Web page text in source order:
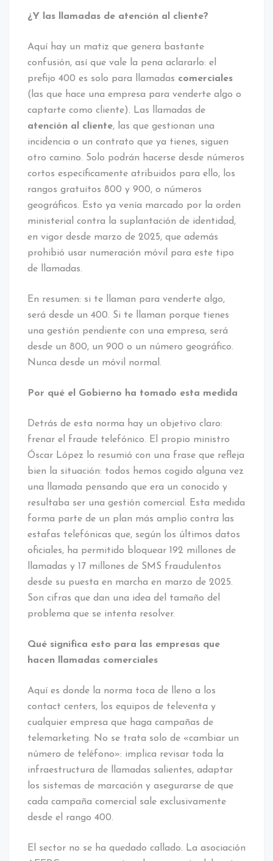
¿Y las llamadas de atención al cliente?
Aquí hay un matiz que genera bastante
confusión, así que vale la pena aclararlo: el
prefijo 400 es solo para llamadas comerciales
(las que hace una empresa para venderte algo o
captarte como cliente). Las llamadas de
atención al cliente, las que gestionan una
incidencia o un contrato que ya tienes, siguen
otro camino. Solo podrán hacerse desde números
cortos específicamente atribuidos para ello, los
rangos gratuitos 800 y 900, o números
geográficos. Esto ya venía marcado por la orden
ministerial contra la suplantación de identidad,
en vigor desde marzo de 2025, que además
prohibió usar numeración móvil para este tipo
de llamadas.
En resumen: si te llaman para venderte algo,
será desde un 400. Si te llaman porque tienes
una gestión pendiente con una empresa, será
desde un 800, un 900 o un número geográfico.
Nunca desde un móvil normal.
Por qué el Gobierno ha tomado esta medida
Detrás de esta norma hay un objetivo claro:
frenar el fraude telefónico. El propio ministro
Óscar López lo resumió con una frase que refleja
bien la situación: todos hemos cogido alguna vez
una llamada pensando que era un conocido y
resultaba ser una gestión comercial. Esta medida
forma parte de un plan más amplio contra las
estafas telefónicas que, según los últimos datos
oficiales, ha permitido bloquear 192 millones de
llamadas y 17 millones de SMS fraudulentos
desde su puesta en marcha en marzo de 2025.
Son cifras que dan una idea del tamaño del
problema que se intenta resolver.
Qué significa esto para las empresas que
hacen llamadas comerciales
Aquí es donde la norma toca de lleno a los
contact centers, los equipos de televenta y
cualquier empresa que haga campañas de
telemarketing. No se trata solo de «cambiar un
número de teléfono»: implica revisar toda la
infraestructura de llamadas salientes, adaptar
los sistemas de marcación y asegurarse de que
cada campaña comercial sale exclusivamente
desde el rango 400.
El sector no se ha quedado callado. La asociación